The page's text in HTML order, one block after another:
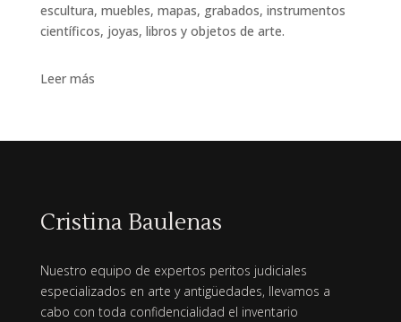
escultura, muebles, mapas, grabados, instrumentos
científicos, joyas, libros y objetos de arte.
Leer más
Cristina Baulenas
Nuestro equipo de expertos peritos judiciales
especializados en arte y antigüedades, llevamos a
cabo con toda confidencialidad el inventario